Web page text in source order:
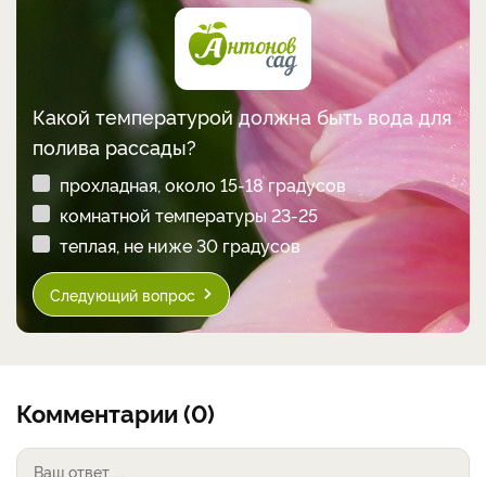
Какой температурой должна быть вода для
полива рассады?
прохладная, около 15-18 градусов
комнатной температуры 23-25
теплая, не ниже 30 градусов
Следующий вопрос
Комментарии (0)